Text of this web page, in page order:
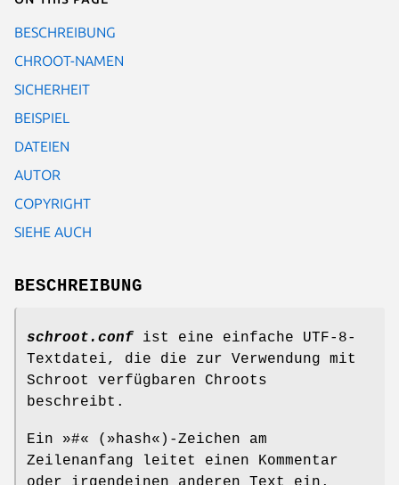
BESCHREIBUNG
CHROOT-NAMEN
SICHERHEIT
BEISPIEL
DATEIEN
AUTOR
COPYRIGHT
SIEHE AUCH
BESCHREIBUNG
schroot.conf ist eine einfache UTF-8-
Textdatei, die die zur Verwendung mit
Schroot verfügbaren Chroots
beschreibt.
Ein »#« (»hash«)-Zeichen am
Zeilenanfang leitet einen Kommentar